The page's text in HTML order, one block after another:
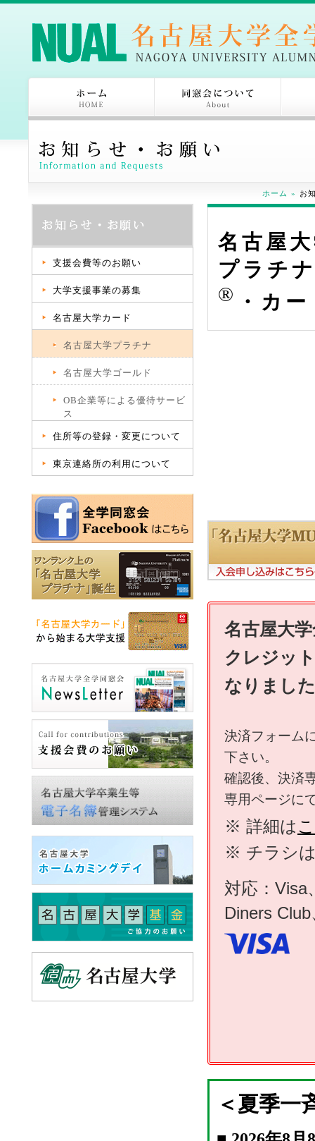
ホーム » お
支援会費等のお願い
大学支援事業の募集
名古屋大学カード
名古屋大学プラチナ
名古屋大学ゴールド
OB企業等による優待サービ
ス
住所等の登録・変更について
東京連絡所の利用について
名古屋
プラチ
® ・カ
名古屋大
クレジッ
なりました
決済フォーム
下さい。
確認後、決済
専用ページに
※ 詳細は
※ チラシ
対応：Visa
Diners
＜夏季一